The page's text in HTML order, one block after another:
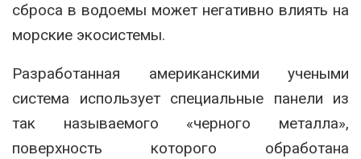
сброса в водоемы может негативно влиять на
морские экосистемы.
Разработанная американскими учеными
система использует специальные панели из
так называемого «черного металла»,
поверхность которого обработана